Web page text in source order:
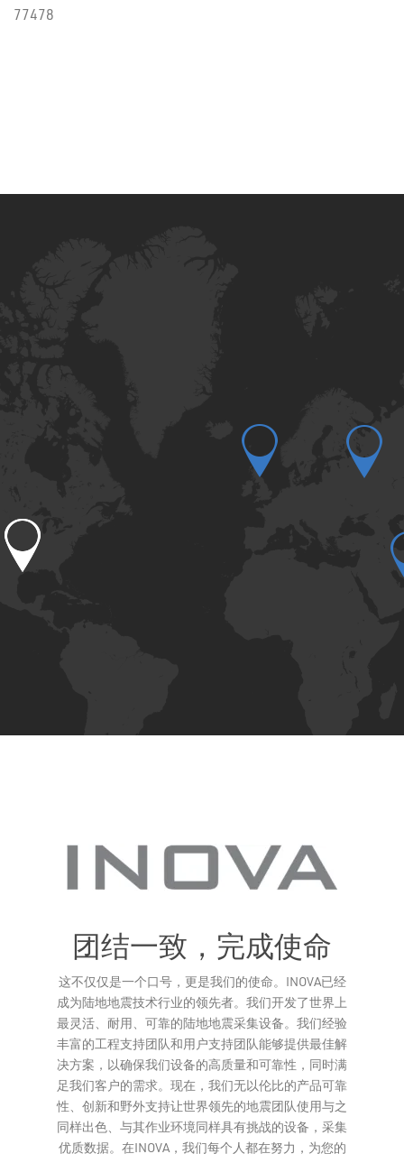
77478
团结一致，完成使命
这不仅仅是一个口号，更是我们的使命。INOVA已经
成为陆地地震技术行业的领先者。我们开发了世界上
最灵活、耐用、可靠的陆地地震采集设备。我们经验
丰富的工程支持团队和用户支持团队能够提供最佳解
决方案，以确保我们设备的高质量和可靠性，同时满
足我们客户的需求。现在，我们无以伦比的产品可靠
性、创新和野外支持让世界领先的地震团队使用与之
同样出色、与其作业环境同样具有挑战的设备，采集
优质数据。在INOVA，我们每个人都在努力，为您的